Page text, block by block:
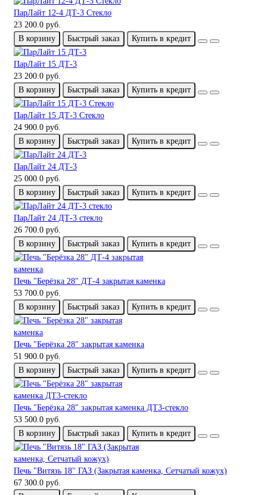
ПарЛайт 12-4 ДТ-3 Стекло
23 200.0 руб.
В корзину
Быстрый заказ Купить в кредит
ПарЛайт 15 ДТ-3
23 200.0 руб.
В корзину
Быстрый заказ Купить в кредит
ПарЛайт 15 ДТ-3 Стекло
24 900.0 руб.
В корзину
Быстрый заказ Купить в кредит
ПарЛайт 24 ДТ-3
25 000.0 руб.
В корзину
Быстрый заказ Купить в кредит
ПарЛайт 24 ДТ-3 стекло
26 700.0 руб.
В корзину
Быстрый заказ Купить в кредит
Печь "Берёзка 28" ДТ-4 закрытая каменка
53 700.0 руб.
В корзину
Быстрый заказ Купить в кредит
Печь "Берёзка 28" закрытая каменка
51 900.0 руб.
В корзину
Быстрый заказ Купить в кредит
Печь "Берёзка 28" закрытая каменка ДТ3-стекло
53 500.0 руб.
В корзину
Быстрый заказ Купить в кредит
Печь "Витязь 18" ГАЗ (Закрытая каменка, Сетчатый кожух)
67 300.0 руб.